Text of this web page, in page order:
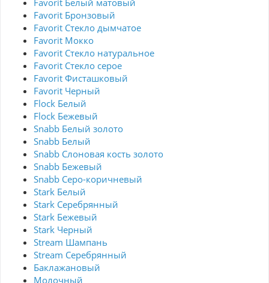
Favorit Белый матовый
Favorit Бронзовый
Favorit Стекло дымчатое
Favorit Мокко
Favorit Стекло натуральное
Favorit Стекло серое
Favorit Фисташковый
Favorit Черный
Flock Белый
Flock Бежевый
Snabb Белый золото
Snabb Белый
Snabb Слоновая кость золото
Snabb Бежевый
Snabb Серо-коричневый
Stark Белый
Stark Серебрянный
Stark Бежевый
Stark Черный
Stream Шампань
Stream Серебрянный
Баклажановый
Молочный